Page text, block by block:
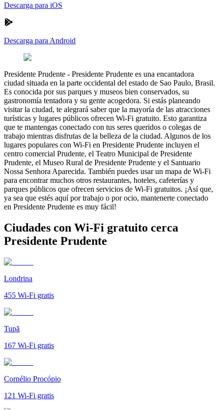
Descarga para iOS
Descarga para Android
Presidente Prudente - Presidente Prudente es una encantadora
ciudad situada en la parte occidental del estado de Sao Paulo, Brasil.
Es conocida por sus parques y museos bien conservados, su
gastronomía tentadora y su gente acogedora. Si estás planeando
visitar la ciudad, te alegrará saber que la mayoría de las atracciones
turísticas y lugares públicos ofrecen Wi-Fi gratuito. Esto garantiza
que te mantengas conectado con tus seres queridos o colegas de
trabajo mientras disfrutas de la belleza de la ciudad. Algunos de los
lugares populares con Wi-Fi en Presidente Prudente incluyen el
centro comercial Prudente, el Teatro Municipal de Presidente
Prudente, el Museo Rural de Presidente Prudente y el Santuario
Nossa Senhora Aparecida. También puedes usar un mapa de Wi-Fi
para encontrar muchos otros restaurantes, hoteles, cafeterías y
parques públicos que ofrecen servicios de Wi-Fi gratuitos. ¡Así que,
ya sea que estés aquí por trabajo o por ocio, mantenerte conectado
en Presidente Prudente es muy fácil!
Ciudades con Wi-Fi gratuito cerca
Presidente Prudente
Londrina
455 Wi-Fi gratis
Tupã
167 Wi-Fi gratis
Cornélio Procópio
121 Wi-Fi gratis